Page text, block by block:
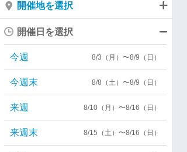
開催地を選択
開催日を選択
今週 8/3（月）〜8/9（日）
今週末 8/8（土）〜8/9（日）
来週 8/10（月）〜8/16（日）
来週末 8/15（土）〜8/16（日）